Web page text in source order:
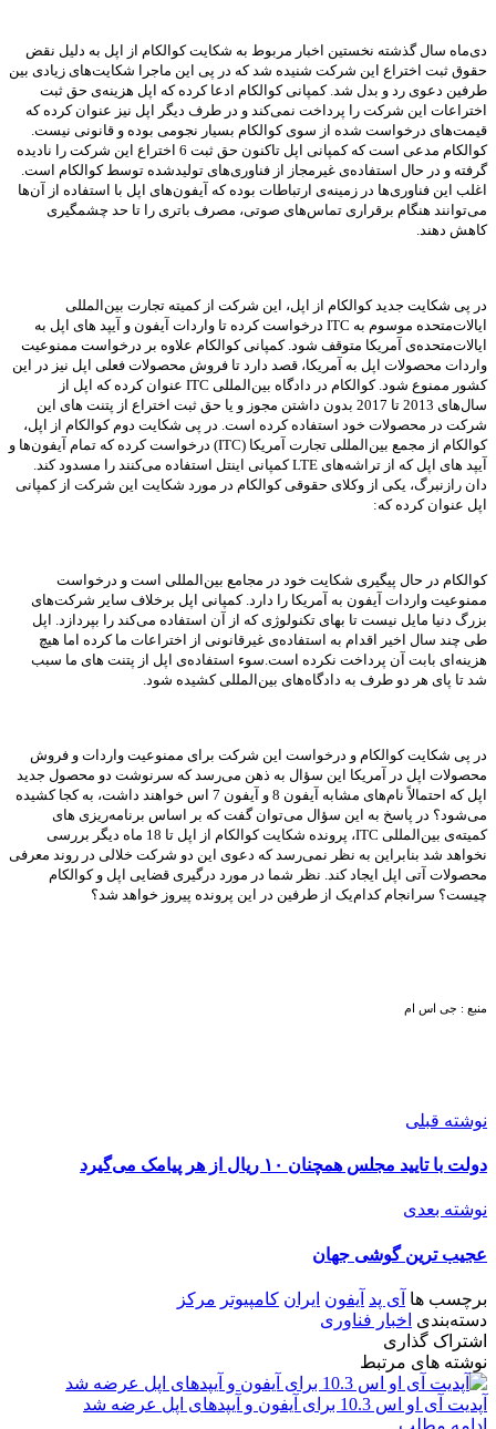
دی‌ماه سال گذشته نخستین اخبار مربوط به شکایت کوالکام از اپل به دلیل نقض
حقوق ثبت اختراع این شرکت شنیده شد که در پی این ماجرا شکایت‌های زیادی بین
طرفین دعوی رد و بدل شد. کمپانی کوالکام ادعا کرده که اپل هزینه‌ی حق ثبت
اختراعات این شرکت را پرداخت نمی‌کند و در طرف دیگر اپل نیز عنوان کرده که
قیمت‌های درخواست شده از سوی کوالکام بسیار نجومی بوده و قانونی نیست.
کوالکام مدعی است که کمپانی اپل تاکنون حق ثبت 6 اختراع این شرکت را نادیده
گرفته و در حال استفاده‌ی غیرمجاز از فناوری‌های تولیدشده توسط کوالکام است.
اغلب این فناوری‌ها در زمینه‌ی ارتباطات بوده که آیفون‌های اپل با استفاده از آن‌ها
می‌توانند هنگام برقراری تماس‌های صوتی، مصرف باتری را تا حد چشمگیری
کاهش دهند.
در پی شکایت جدید کوالکام از اپل، این شرکت از کمیته تجارت بین‌المللی
ایالات‌متحده موسوم به ITC درخواست کرده تا واردات آیفون و آیپد های اپل به
ایالات‌متحده‌ی آمریکا متوقف شود. کمپانی کوالکام علاوه بر درخواست ممنوعیت
واردات محصولات اپل به آمریکا، قصد دارد تا فروش محصولات فعلی اپل نیز در این
کشور ممنوع شود. کوالکام در دادگاه بین‌المللی ITC عنوان کرده که اپل از
سال‌های 2013 تا 2017 بدون داشتن مجوز و یا حق ثبت اختراع از پتنت های این
شرکت در محصولات خود استفاده کرده است. در پی شکایت دوم کوالکام از اپل،
کوالکام از مجمع بین‌المللی تجارت آمریکا (ITC) درخواست کرده که تمام آیفون‌ها و
آیپد های اپل که از تراشه‌های LTE کمپانی اینتل استفاده می‌کنند را مسدود کند.
دان رازنبرگ، یکی از وکلای حقوقی کوالکام در مورد شکایت این شرکت از کمپانی
اپل عنوان کرده که:
کوالکام در حال پیگیری شکایت خود در مجامع بین‌المللی است و درخواست
ممنوعیت واردات آیفون به آمریکا را دارد. کمپانی اپل برخلاف سایر شرکت‌های
بزرگ دنیا مایل نیست تا بهای تکنولوژی که از آن استفاده می‌کند را بپردازد. اپل
طی چند سال اخیر اقدام به استفاده‌ی غیرقانونی از اختراعات ما کرده اما هیچ
هزینه‌ای بابت آن پرداخت نکرده است.سوء استفاده‌ی اپل از پتنت های ما سبب
شد تا پای هر دو طرف به دادگاه‌های بین‌المللی کشیده شود.
در پی شکایت کوالکام و درخواست این شرکت برای ممنوعیت واردات و فروش
محصولات اپل در آمریکا این سؤال به ذهن می‌رسد که سرنوشت دو محصول جدید
اپل که احتمالاً نام‌های مشابه آیفون 8 و آیفون 7 اس خواهند داشت، به کجا کشیده
می‌شود؟ در پاسخ به این سؤال می‌توان گفت که بر اساس برنامه‌ریزی های
کمیته‌ی بین‌المللی ITC، پرونده شکایت کوالکام از اپل تا 18 ماه دیگر بررسی
نخواهد شد بنابراین به نظر نمی‌رسد که دعوی این دو شرکت خلالی در روند معرفی
محصولات آتی اپل ایجاد کند. نظر شما در مورد درگیری قضایی اپل و کوالکام
چیست؟ سرانجام کدام‌یک از طرفین در این پرونده پیروز خواهد شد؟
منبع : جی اس ام
نوشته قبلی
دولت با تایید مجلس همچنان ۱۰ ریال از هر پیامک می‌گیرد
نوشته بعدی
عجیب ترین گوشی جهان
برچسب ها آی پد آیفون ایران کامپیوتر مرکز
دسته‌بندی اخبار فناوری
اشتراک گذاری
نوشته های مرتبط
آپدیت آی او اس 10.3 برای آیفون و آیپدهای اپل عرضه شد
ادامه مطلب...